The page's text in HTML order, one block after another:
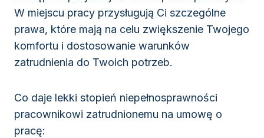
W miejscu pracy przysługują Ci szczególne
prawa, które mają na celu zwiększenie Twojego
komfortu i dostosowanie warunków
zatrudnienia do Twoich potrzeb.
Co daje lekki stopień niepełnosprawności
pracownikowi zatrudnionemu na umowę o
pracę: